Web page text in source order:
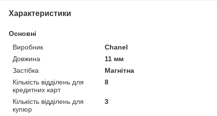
Характеристики
Основні
Виробник
Chanel
Довжина
11 мм
Застібка
Магнітна
Кількість відділень для
кредитних карт
8
Кількість відділень для
купюр
3